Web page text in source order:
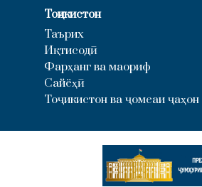
Тоҷикистон
Таърих
Иқтисодӣ
Фарҳанг ва маориф
Сайёҳӣ
Тоҷикистон ва ҷомеаи ҷаҳон